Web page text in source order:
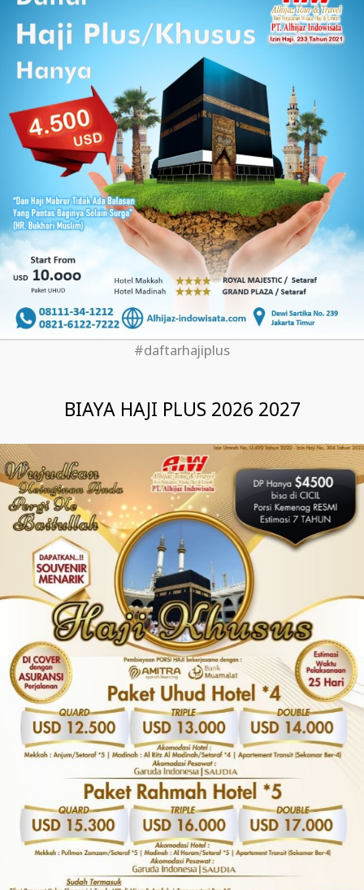
#daftarhajiplus
BIAYA HAJI PLUS 2026 2027